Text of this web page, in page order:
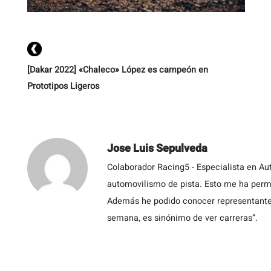
[Dakar 2022] «Chaleco» López es campeón en
Prototipos Ligeros
Jose Luis Sepulveda
Colaborador Racing5 - Especialista en
automovilismo de pista. Esto me ha
Además he podido conocer
semana, es sinónimo de ver carreras”.